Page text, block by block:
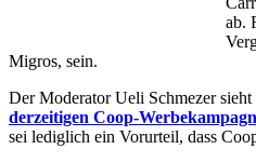
ab.
Migros, sein.
Der Moderator Ueli Schmezer sieht
derzeitigen Coop-
sei lediglich ein Vorurteil, dass